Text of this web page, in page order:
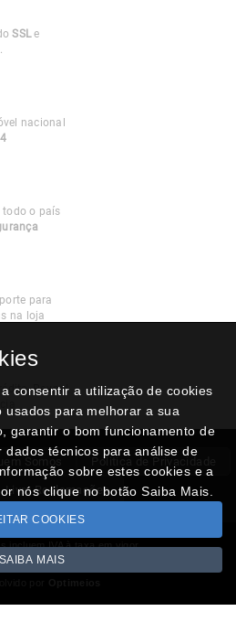
SSLe
nacional
todo o país
para
na loja
Paypal
Politica de Privacidade
Livro Reclamações
incluem IVA à taxa em vigor
2026
consentir a utilização de cookies
usados para melhorar a sua
garantir o bom funcionamento de
dados técnicos para análise de
sobre estes cookies e a
nós clique no botão Saiba Mais.
COOKIES
SAIBA MAIS